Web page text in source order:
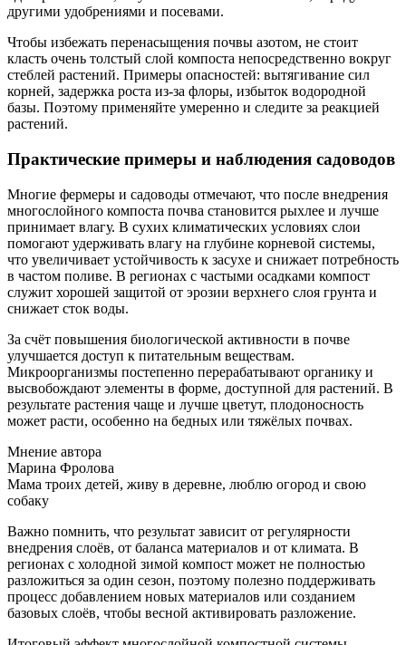
другими удобрениями и посевами.
Чтобы избежать перенасыщения почвы азотом, не стоит
класть очень толстый слой компоста непосредственно вокруг
стеблей растений. Примеры опасностей: вытягивание сил
корней, задержка роста из-за флоры, избыток водородной
базы. Поэтому применяйте умеренно и следите за реакцией
растений.
Практические примеры и наблюдения садоводов
Многие фермеры и садоводы отмечают, что после внедрения
многослойного компоста почва становится рыхлее и лучше
принимает влагу. В сухих климатических условиях слои
помогают удерживать влагу на глубине корневой системы,
что увеличивает устойчивость к засухе и снижает потребность
в частом поливе. В регионах с частыми осадками компост
служит хорошей защитой от эрозии верхнего слоя грунта и
снижает сток воды.
За счёт повышения биологической активности в почве
улучшается доступ к питательным веществам.
Микроорганизмы постепенно перерабатывают органику и
высвобождают элементы в форме, доступной для растений. В
результате растения чаще и лучше цветут, плодоносность
может расти, особенно на бедных или тяжёлых почвах.
Мнение автора
Марина Фролова
Мама троих детей, живу в деревне, люблю огород и свою
собаку
Важно помнить, что результат зависит от регулярности
внедрения слоёв, от баланса материалов и от климата. В
регионах с холодной зимой компост может не полностью
разложиться за один сезон, поэтому полезно поддерживать
процесс добавлением новых материалов или созданием
базовых слоёв, чтобы весной активировать разложение.